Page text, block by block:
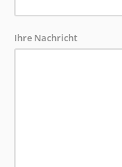
Ihre Nachricht